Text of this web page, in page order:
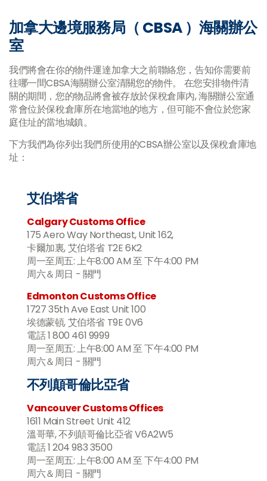
加拿大邊境服務局（ CBSA ）海關辦公
室
我們將會在你的物件運達加拿大之前聯絡您，告知你需要前
往哪一間CBSA海關辦公室清關您的物件。 在您安排物件清
關的期間，您的物品將會被存放於保稅倉庫內, 海關辦公室通
常會位於保稅倉庫所在地當地的地方，但可能不會位於您家
庭住址的當地城鎮。
下方我們為你列出我們所使用的CBSA辦公室以及保稅倉庫地
址：
艾伯塔省
Calgary Customs Office
175 Aero Way Northeast, Unit 162,
卡爾加裏, 艾伯塔省 T2E 6K2
周一至周五: 上午8:00 AM 至 下午4:00 PM
周六＆周日 - 關門
Edmonton Customs Office
1727 35th Ave East Unit 100
埃德蒙頓, 艾伯塔省 T9E 0V6
電話 1 800 461 9999
周一至周五: 上午8:00 AM 至 下午4:00 PM
周六＆周日 - 關門
不列顛哥倫比亞省
Vancouver Customs Offices
1611 Main Street Unit 412
溫哥華, 不列顛哥倫比亞省 V6A2W5
電話 1 204 983 3500
周一至周五: 上午8:00 AM 至 下午4:00 PM
周六＆周日 - 關門